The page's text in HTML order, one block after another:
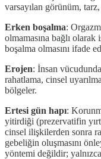
varsayılan görünüm,
Erken boşalma:
olmamasına bağlı
boşalma olmasını ifade
Erojen: İnsan
rahatlama, cinsel
bölgeler.
Ertesi gün hapı:
yitirdiği (prezervatifin
cinsel ilişkilerden sonra
gebeliğin oluşmasını
yöntemi değildir;